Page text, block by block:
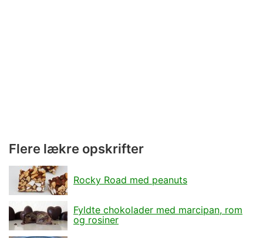
Flere lækre opskrifter
Rocky Road med peanuts
Fyldte chokolader med marcipan, rom
og rosiner